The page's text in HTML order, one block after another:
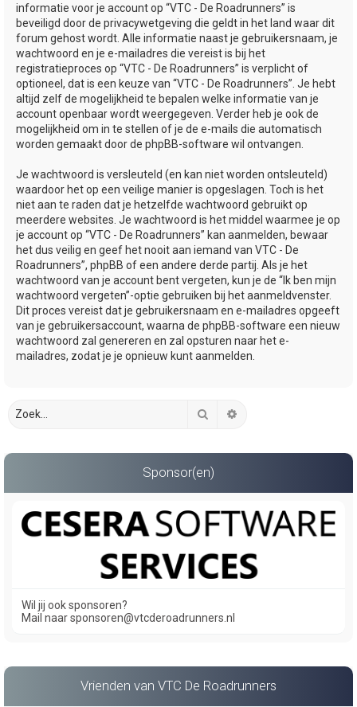
informatie voor je account op “VTC - De Roadrunners” is
beveiligd door de privacywetgeving die geldt in het land waar dit
forum gehost wordt. Alle informatie naast je gebruikersnaam, je
wachtwoord en je e-mailadres die vereist is bij het
registratieproces op “VTC - De Roadrunners” is verplicht of
optioneel, dat is een keuze van “VTC - De Roadrunners”. Je hebt
altijd zelf de mogelijkheid te bepalen welke informatie van je
account openbaar wordt weergegeven. Verder heb je ook de
mogelijkheid om in te stellen of je de e-mails die automatisch
worden gemaakt door de phpBB-software wil ontvangen.
Je wachtwoord is versleuteld (en kan niet worden ontsleuteld)
waardoor het op een veilige manier is opgeslagen. Toch is het
niet aan te raden dat je hetzelfde wachtwoord gebruikt op
meerdere websites. Je wachtwoord is het middel waarmee je op
je account op “VTC - De Roadrunners” kan aanmelden, bewaar
het dus veilig en geef het nooit aan iemand van VTC - De
Roadrunners”, phpBB of een andere derde partij. Als je het
wachtwoord van je account bent vergeten, kun je de “Ik ben mijn
wachtwoord vergeten”-optie gebruiken bij het aanmeldvenster.
Dit proces vereist dat je gebruikersnaam en e-mailadres opgeeft
van je gebruikersaccount, waarna de phpBB-software een nieuw
wachtwoord zal genereren en zal opsturen naar het e-
mailadres, zodat je je opnieuw kunt aanmelden.
Zoek
Sponsor(en)
Wil jij ook sponsoren?
Mail naar sponsoren@vtcderoadrunners.nl
Vrienden van VTC De Roadrunners